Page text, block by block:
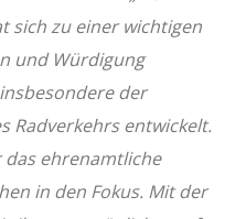
sich zu einer wichtigen
und Würdigung
der
Radverkehrs entwickelt.
das ehrenamtliche
in den Fokus. Mit der